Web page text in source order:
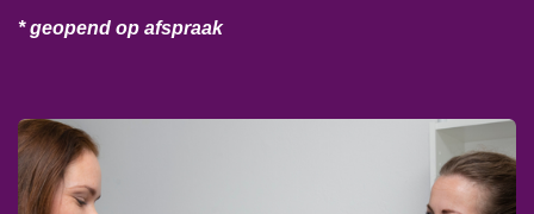
* geopend op afspraak